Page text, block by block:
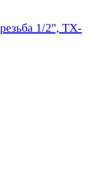
1/2", TX-